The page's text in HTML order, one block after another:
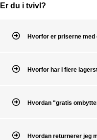
Er du i tvivl?
Hvorfor er priserne med
Hvorfor har I flere
Hvordan "gratis
Hvordan returnerer jeg